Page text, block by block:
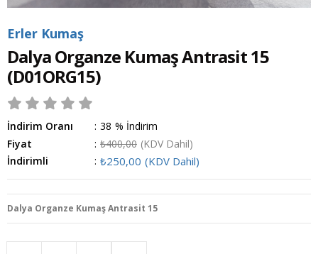
Erler Kumaş
Dalya Organze Kumaş Antrasit 15
(D01ORG15)
İndirim Oranı : %
38
İndirim
Fiyat
: ₺400,00 (KDV Dahil)
İndirimli
: ₺250,00 (KDV Dahil)
Dalya Organze Kumaş Antrasit 15